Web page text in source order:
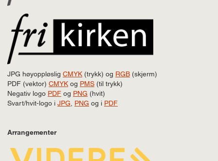
JPG høyoppløslig CMYK (trykk) og RGB (skjerm)
PDF (vektor) CMYK og PMS (til trykk)
Negativ logo PDF og PNG (hvit)
Svart/hvit-logo i JPG PNG og i PDF
Arrangementer